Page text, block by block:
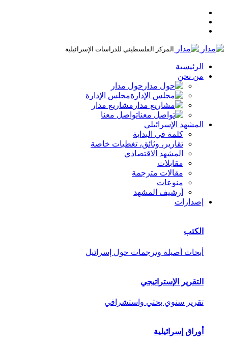
المركز الفلسطيني للدراسات الإسرائيلية
الرئيسية
من نحن
حول مدار
مجلس الإدارة
مشاريع مدار
تواصل معنا
المشهد الإسرائيلي
كلمة في البداية
تقارير، وثائق، تغطيات خاصة
المشهد الاقتصادي
مقابلات
مقالات مترجمة
منوعات
أرشيف المشهد
إصدارات
الكتب
أبحاث أصيلة وترجمات حول إسرائيل
التقرير الإستراتيجي
تقرير سنوي بحثي واستشرافي
أوراق إسرائيلية